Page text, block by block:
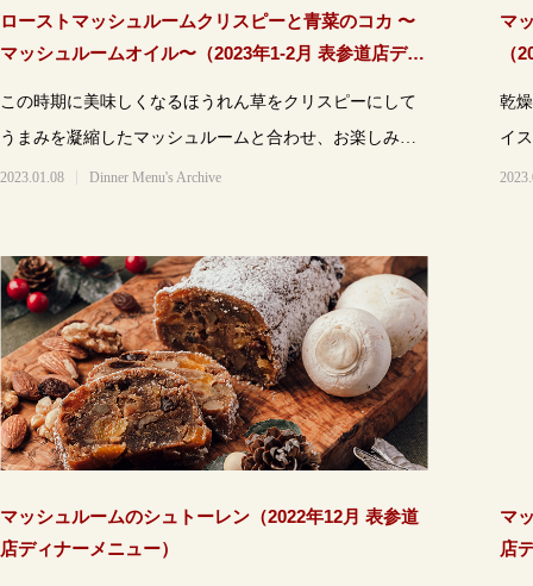
ローストマッシュルームクリスピーと青菜のコカ 〜
マッシュルームオイル〜（2023年1-2月 表参道店ディ
この時期に美味しくなるほうれん草をクリスピーにして
うまみを凝縮したマッシュルームと合わせ、お楽しみい
ただけます。
2023.01.08 Dinner Menu's Archive
マ
（
乾
イ
フ
マッシュルームのシュトーレン（2022年12月 表参道
店ディナーメニュー）
マ
店